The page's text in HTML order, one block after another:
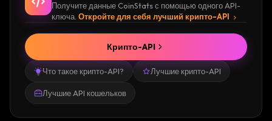
Получите данные CoinStats с помощью одного API-
ключа. Откройте для себя лучший крипто-API
Что такое крипто-API? Лучшие крипто-API
Лучшие API кошельков
Крипто-API